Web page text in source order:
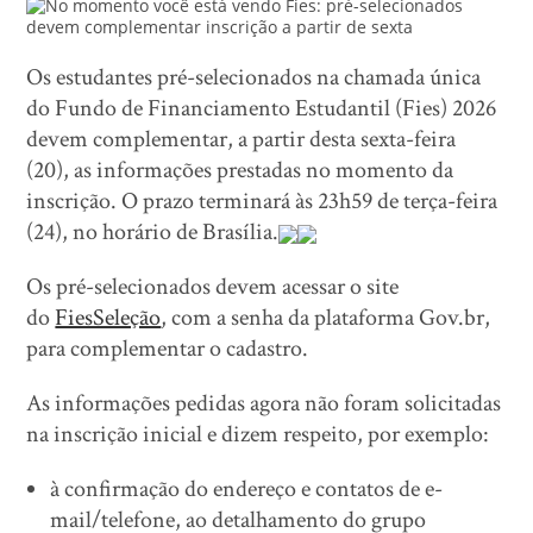
Os estudantes pré-selecionados na chamada única
do Fundo de Financiamento Estudantil (Fies) 2026
devem complementar, a partir desta sexta-feira
(20), as informações prestadas no momento da
inscrição. O prazo terminará às 23h59 de terça-feira
(24), no horário de Brasília.
Os pré-selecionados devem acessar o site
doFiesSeleção, com a senha da plataforma Gov.br,
para complementar o cadastro.
As informações pedidas agora não foram solicitadas
na inscrição inicial e dizem respeito, por exemplo:
à confirmação do endereço e contatos de e-
mail/telefone, ao detalhamento do grupo